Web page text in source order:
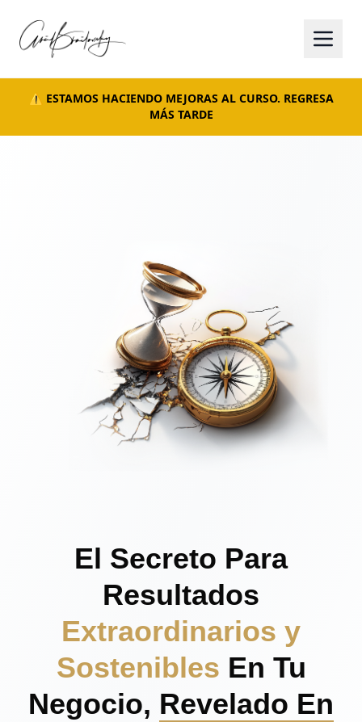
⚠️ ESTAMOS HACIENDO MEJORAS AL CURSO. REGRESA
MÁS TARDE
El Secreto Para
Resultados
Extraordinarios y
Sostenibles En Tu
Negocio, Revelado En